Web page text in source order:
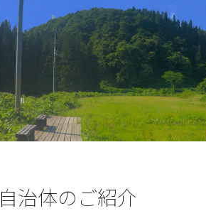
自治体のご紹介